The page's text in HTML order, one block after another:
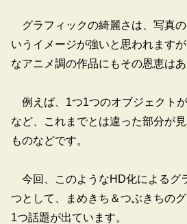
グラフィックの綺麗さは、写真
いうイメージが強いと思われます
なアニメ調の作品にもその恩恵はあ
例えば、1つ1つのオブジェクト
など、これまでとは違った部分が
ものなどです。
今回、このようなHD化によるグ
つとして、まめきち＆つぶきちの
1つ話題が出ています。